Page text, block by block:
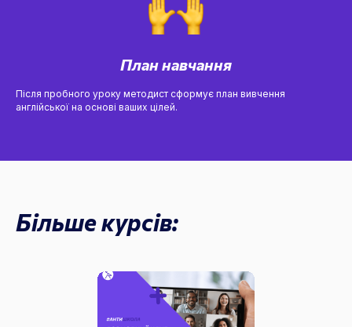
План навчання
Після пробного уроку методист сформує план вивчення
англійської на основі ваших цілей.
Більше курсів: